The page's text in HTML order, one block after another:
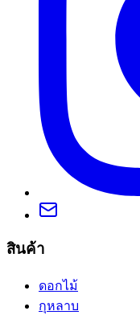
สินค้า
ดอกไม้
กุหลาบ